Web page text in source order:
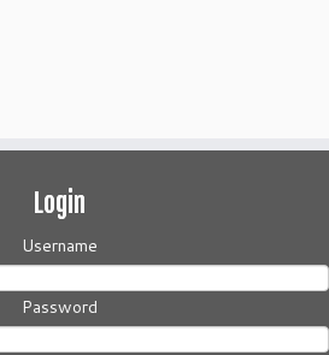
Login
Username
Password